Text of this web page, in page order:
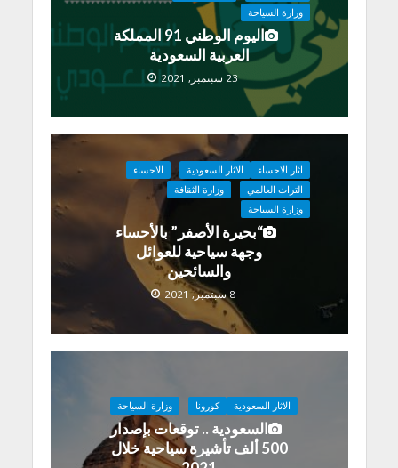
وزارة السياحة
اليوم الوطني 91 المملكة
العربية السعودية
23 سبتمبر, 2021
اثار الاحساء الاثار السعودية
الاحساء
التراث العالمي
وزارة الثقافة
وزارة السياحة
“بحيرة الأصفر” بالأحساء
وجهة سياحية للعوائل
والسائحين
8 سبتمبر, 2021
الاثار السعودية كورونا وزارة السياحة
السعودية .. توقعات بإصدار
500 ألف تأشيرة سياحية خلال